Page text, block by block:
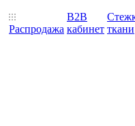
Распродажа
B2B
кабинет ткани